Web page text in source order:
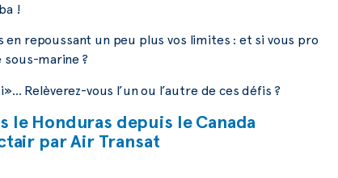
!
en repoussant un peu plus vos limites : et si vous pro
marine ?
Relèverez-vous l’un ou l’autre de ces défis ?
le Honduras depuis le Canada
par Air Transat